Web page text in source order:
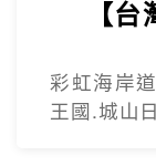
【
彩虹海岸
王國.城山